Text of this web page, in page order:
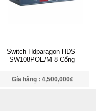
Switch Hdparagon HDS-
SW108POE/M 8 Cổng
Gía hãng : 4,500,000₫